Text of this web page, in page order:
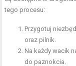
tego procesu:
Przygotuj
oraz pilnik.
Na każdy wacik
do paznokcia.